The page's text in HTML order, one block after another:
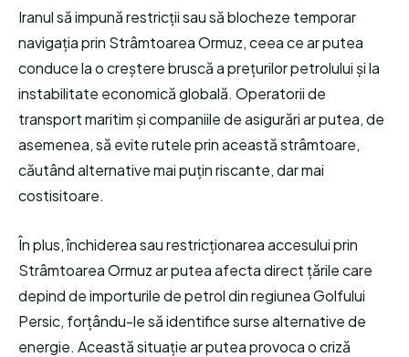
Iranul să impună restricții sau să blocheze temporar
navigația prin Strâmtoarea Ormuz, ceea ce ar putea
conduce la o creștere bruscă a prețurilor petrolului și la
instabilitate economică globală. Operatorii de
transport maritim și companiile de asigurări ar putea, de
asemenea, să evite rutele prin această strâmtoare,
căutând alternative mai puțin riscante, dar mai
costisitoare.
În plus, închiderea sau restricționarea accesului prin
Strâmtoarea Ormuz ar putea afecta direct țările care
depind de importurile de petrol din regiunea Golfului
Persic, forțându-le să identifice surse alternative de
energie. Această situație ar putea provoca o criză